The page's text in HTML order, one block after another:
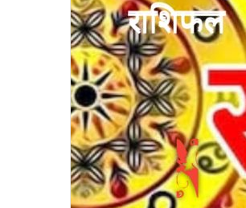
a
n
e
m
a
i
l